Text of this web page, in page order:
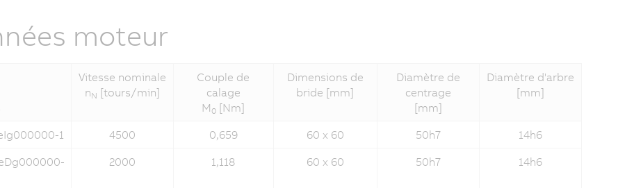
moteur
Vitesse nominale
nN [tours/min]
Couple de
calage
M 0 [Nm]
Dimensions de
bride [mm]
Diamètre de
centrage
[mm]
Diamètre d'arbre
[mm]
1 4500 0,659 60 x 60 50h7
14h6
2000 1,118 60 x 60 50h7 14h6